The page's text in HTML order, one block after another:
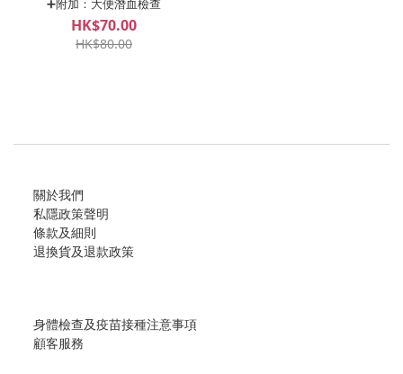
➕附加：大便潛血檢查
HK$70.00
HK$80.00
關於我們
私隱政策聲明
條款及細則
退換貨及退款政策
身體檢查及疫苗接種注意事項
顧客服務